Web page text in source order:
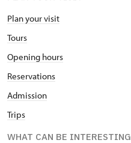
Plan your visit
Tours
Opening hours
Reservations
Admission
Trips
WHAT CAN BE INTERESTING